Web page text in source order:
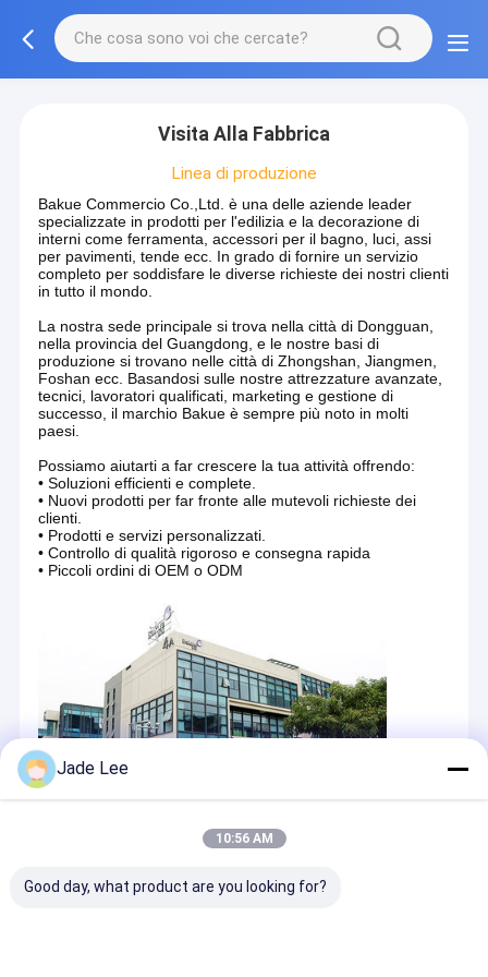
Visita Alla Fabbrica
Linea di produzione
Bakue Commercio Co.,Ltd. è una delle aziende leader
specializzate in prodotti per l'edilizia e la decorazione di
interni come ferramenta, accessori per il bagno, luci, assi
per pavimenti, tende ecc. In grado di fornire un servizio
completo per soddisfare le diverse richieste dei nostri clienti
in tutto il mondo.
La nostra sede principale si trova nella città di Dongguan,
nella provincia del Guangdong, e le nostre basi di
produzione si trovano nelle città di Zhongshan, Jiangmen,
Foshan ecc. Basandosi sulle nostre attrezzature avanzate,
tecnici, lavoratori qualificati, marketing e gestione di
successo, il marchio Bakue è sempre più noto in molti
paesi.
Possiamo aiutarti a far crescere la tua attività offrendo:
• Soluzioni efficienti e complete.
• Nuovi prodotti per far fronte alle mutevoli richieste dei
clienti.
• Prodotti e servizi personalizzati.
• Controllo di qualità rigoroso e consegna rapida
• Piccoli ordini di OEM o ODM
OEM/ODM
ODM specializzato.
Jade Lee
10:56 AM
Good day, what product are you looking for?